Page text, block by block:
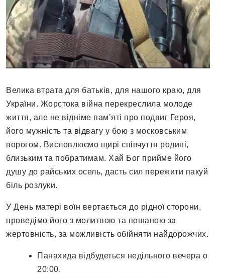
Велика втрата для батьків, для нашого краю, для
України. Жорстока війна перекреслила молоде
життя, але не відніме памʼяті про подвиг Героя,
його мужність та відвагу у бою з московським
ворогом. Висловлюємо щирі співчуття родині,
близьким та побратимам. Хай Бог прийме його
душу до райських осель, дасть сил пережити пакуй
біль розлуки.
У День матері воїн вертається до рідної сторони,
проведімо його з молитвою та пошаною за
жертовність, за можливість обійняти найдорожчих.
Панахида відбудеться недільного вечера о
20:00.